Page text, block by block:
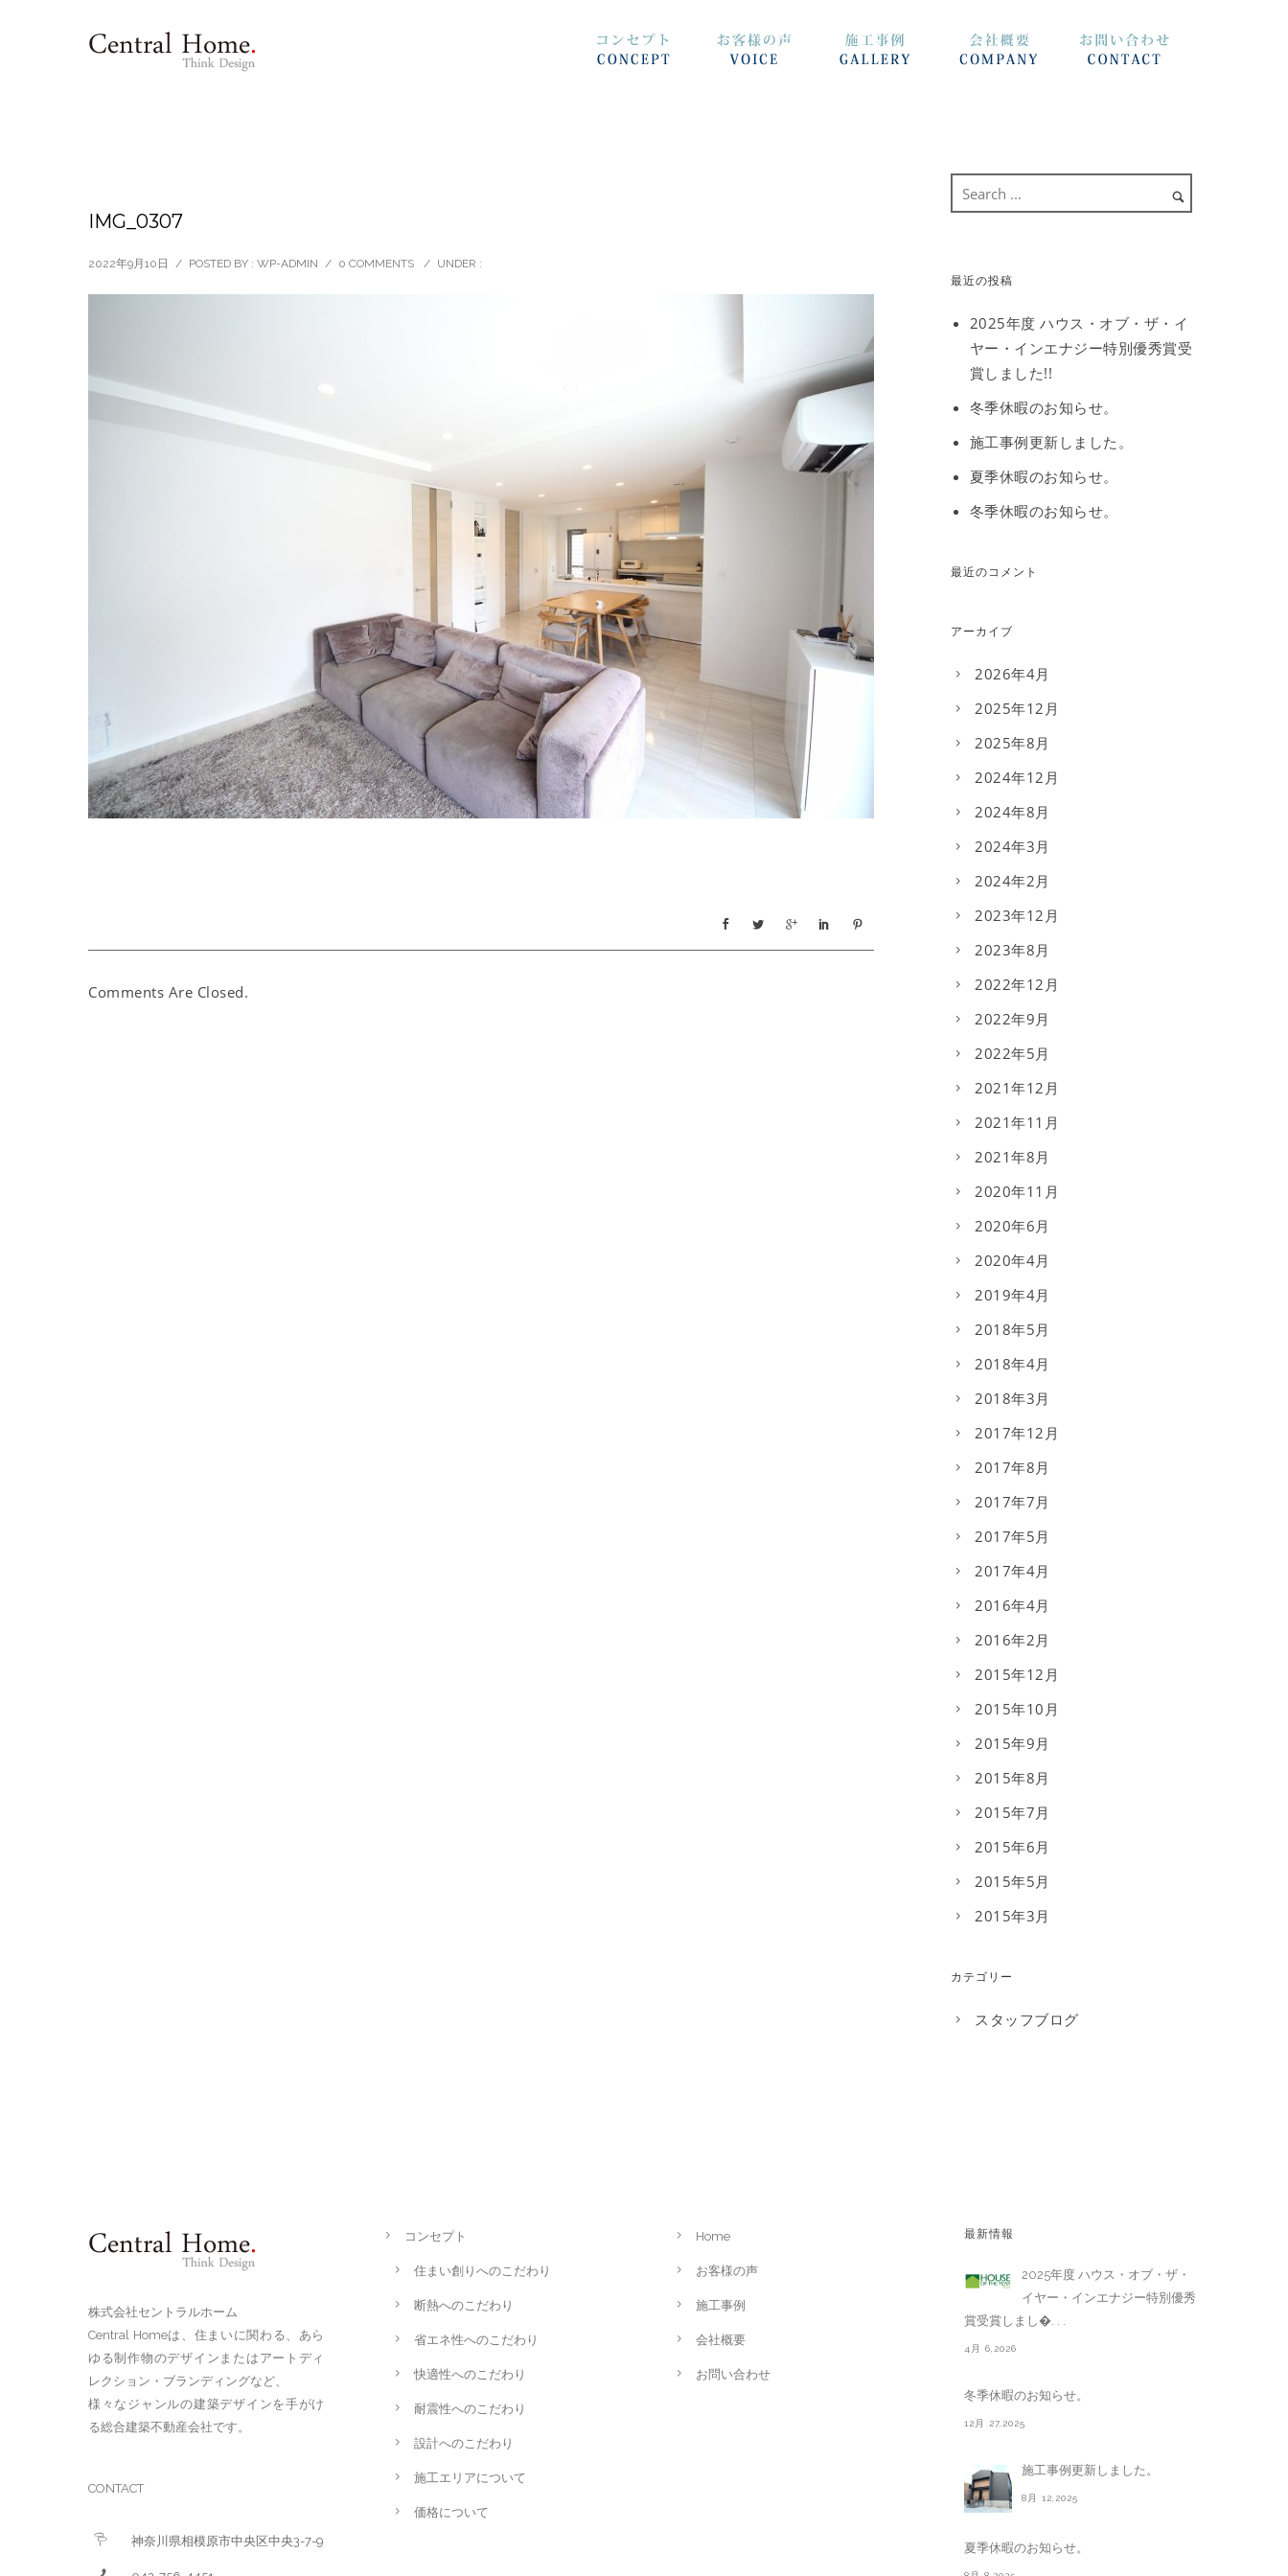
IMG_0307
2022年9月10日 / POSTED BY : WP-ADMIN / 0 COMMENTS / UNDER :
Comments Are Closed.
最近の投稿
2025年度 ハウス・オブ・ザ・イ
ヤー・インエナジー特別優秀賞受
賞しました!!
冬季休暇のお知らせ。
施工事例更新しました。
夏季休暇のお知らせ。
冬季休暇のお知らせ。
最近のコメント
アーカイブ
2026年4月
2025年12月
2025年8月
2024年12月
2024年8月
2024年3月
2024年2月
2023年12月
2023年8月
2022年12月
2022年9月
2022年5月
2021年12月
2021年11月
2021年8月
2020年11月
2020年6月
2020年4月
2019年4月
2018年5月
2018年4月
2018年3月
2017年12月
2017年8月
2017年7月
2017年5月
2017年4月
2016年4月
2016年2月
2015年12月
2015年10月
2015年9月
2015年8月
2015年7月
2015年6月
2015年5月
2015年3月
カテゴリー
スタッフブログ
株式会社セントラルホーム
Central Homeは、住まいに関わる、あら
ゆる制作物のデザインまたはアートディ
レクション・ブランディングなど、
様々なジャンルの建築デザインを手がけ
る総合建築不動産会社です。
CONTACT
神奈川県相模原市中央区中央3-7-9
コンセプト
住まい創りへのこだわり
断熱へのこだわり
省エネ性へのこだわり
快適性へのこだわり
耐震性へのこだわり
設計へのこだわり
施工エリアについて
価格について
Home
お客様の声
施工事例
会社概要
お問い合わせ
最新情報
2025年度 ハウス・オブ・ザ・
イヤー・インエナジー特別優秀
賞受賞しまし�. . .
4月 6,2026
冬季休暇のお知らせ。
12月 27,2025
施工事例更新しました。
8月 12,2025
夏季休暇のお知らせ。